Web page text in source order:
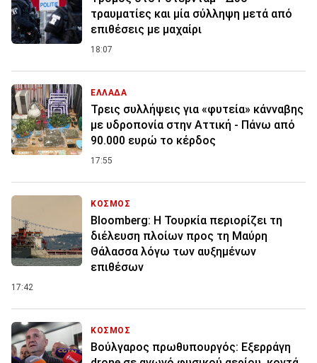
τραυματίες και μία σύλληψη μετά από
επιθέσεις με μαχαίρι
18:07
ΕΛΛΑΔΑ
Τρεις συλλήψεις για «φυτεία» κάνναβης
με υδροπονία στην Αττική - Πάνω από
90.000 ευρώ το κέρδος
17:55
ΚΟΣΜΟΣ
Bloomberg: Η Τουρκία περιορίζει τη
διέλευση πλοίων προς τη Μαύρη
Θάλασσα λόγω των αυξημένων
επιθέσων
17:42
ΚΟΣΜΟΣ
Βούλγαρος πρωθυπουργός: Εξερράγη